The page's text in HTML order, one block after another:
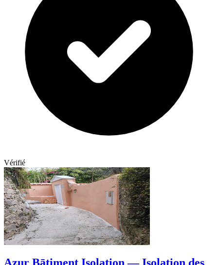
Vérifié